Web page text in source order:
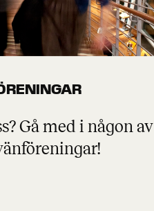
Gå med i någon av